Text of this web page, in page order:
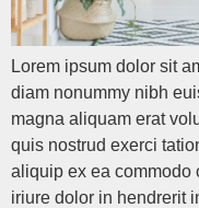
Lorem ipsum dolor sit
diam nonummy nibh
magna aliquam erat
quis nostrud exerci
aliquip ex ea commodo
iriure dolor in hendrerit